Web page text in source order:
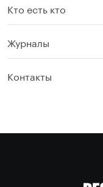
Кто есть кто
Журналы
Контакты